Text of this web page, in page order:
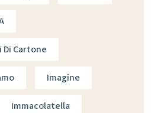
Di Cartone
Imagine
Immacolatella